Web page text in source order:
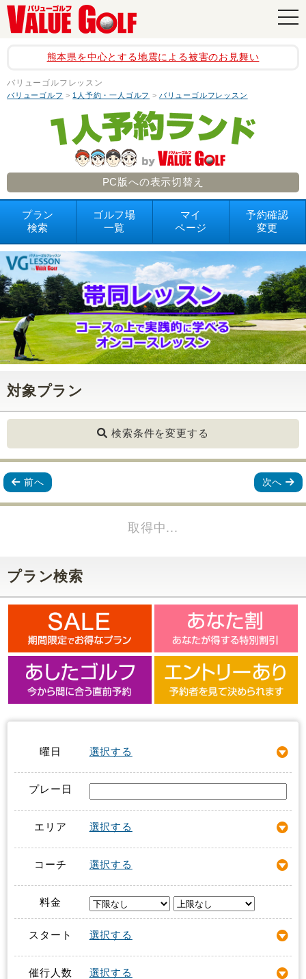
熊本県を中心とする地震による被害のお見舞い
バリューゴルフレッスン
バリューゴルフ > 1人予約・一人ゴルフ > バリューゴルフレッスン
PC版への表示切替え
プラン
検索
ゴルフ場
一覧
マイ
ページ
予約確認
変更
対象プラン
検索条件を変更する
前へ 次へ
取得中...
プラン検索
曜日 選択する
プレー日
エリア 選択する
コーチ 選択する
料金
スタート 選択する
催行人数 選択する